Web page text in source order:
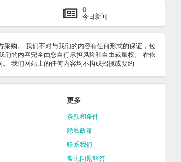
0
今日新闻
采购。 我们不对与我们的内容有任何形式的保证，包
的内容完全由您自行承担风险和自由裁量权。 在依
我们网站上的任何内容均不构成招揽或要约
更多
条款和条件
隐私政策
联系我们
常见问题解答